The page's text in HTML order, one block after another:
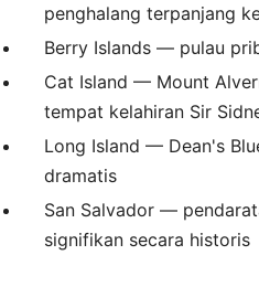
penghalang terpanjang
Berry Islands — pulau
Cat Island — Mount
tempat kelahiran Sir
Long Island — Dean's
dramatis
San Salvador —
signifikan secara historis